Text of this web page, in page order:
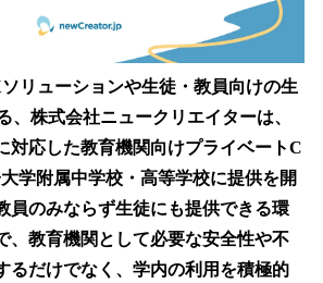
リューションや生徒・教員向けの生
、株式会社ニュークリエイターは、
対応した教育機関向けプライベートC
学附属中学校・高等学校に提供を開
員のみならず生徒にも提供できる環
、教育機関として必要な安全性や不
るだけでなく、学内の利用を積極的